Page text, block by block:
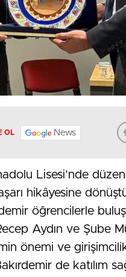
OL News
Lisesi’nde
hikâyesine
öğrencilerle
Aydın ve Şube
önemi ve
de katılım